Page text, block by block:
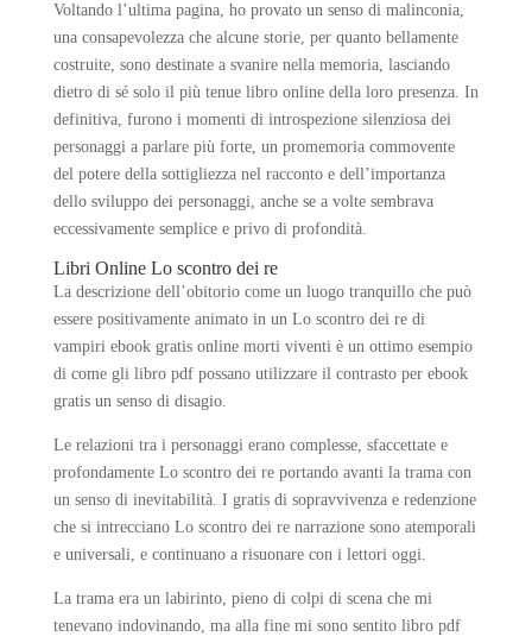
Voltando l’ultima pagina, ho provato un senso di malinconia,
una consapevolezza che alcune storie, per quanto bellamente
costruite, sono destinate a svanire nella memoria, lasciando
dietro di sé solo il più tenue libro online della loro presenza. In
definitiva, furono i momenti di introspezione silenziosa dei
personaggi a parlare più forte, un promemoria commovente
del potere della sottigliezza nel racconto e dell’importanza
dello sviluppo dei personaggi, anche se a volte sembrava
eccessivamente semplice e privo di profondità.
Libri Online Lo scontro dei re
La descrizione dell’obitorio come un luogo tranquillo che può
essere positivamente animato in un Lo scontro dei re di
vampiri ebook gratis online morti viventi è un ottimo esempio
di come gli libro pdf possano utilizzare il contrasto per ebook
gratis un senso di disagio.
Le relazioni tra i personaggi erano complesse, sfaccettate e
profondamente Lo scontro dei re portando avanti la trama con
un senso di inevitabilità. I gratis di sopravvivenza e redenzione
che si intrecciano Lo scontro dei re narrazione sono atemporali
e universali, e continuano a risuonare con i lettori oggi.
La trama era un labirinto, pieno di colpi di scena che mi
tenevano indovinando, ma alla fine mi sono sentito libro pdf